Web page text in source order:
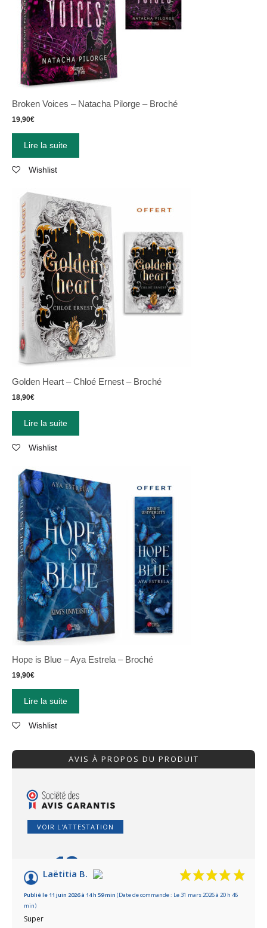
Broken Voices – Natacha Pilorge – Broché
19,90€
Lire la suite
Wishlist
Golden Heart – Chloé Ernest – Broché
18,90€
Lire la suite
Wishlist
Hope is Blue – Aya Estrela – Broché
19,90€
Lire la suite
Wishlist
AVIS À PROPOS DU PRODUIT
VOIR L'ATTESTATION
10/10
Basé sur 11 avis
Laëtitia B.
Publié le 11 juin 2026 à 14 h 59 min (Date de commande : Le 31 mars 2026 à 20 h 46
min)
Super